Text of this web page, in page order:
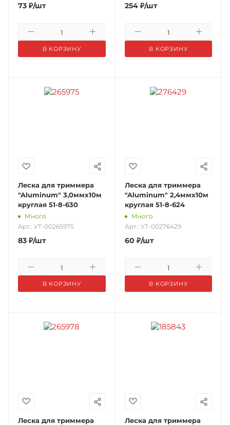
73 ₽/шт
В КОРЗИНУ
254₽/шт
В КОРЗИНУ
Леска для триммера
"Aluminum" 3,0ммх10м
круглая 51-8-630
Много
Арт.: УТ-00265975
83 ₽/шт
В КОРЗИНУ
Леска для триммера
"Aluminum" 2,4ммх10м
круглая 51-8-624
Много
Арт.: УТ-00276429
60 ₽/шт
В КОРЗИНУ
Леска для триммера
Леска для триммера